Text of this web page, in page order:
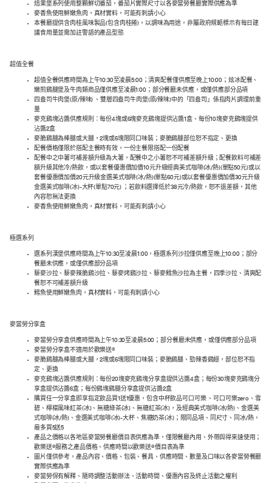
焙果堡系列使用整顆鮮切番茄，番茄片實際尺寸以各麥當勞餐廳實際供應為準
麥香魚使用鮮嫩魚肉，真材實料，可能有刺請小心
本餐廳提供含肉桂風味製品(包含肉桂捲)，以調味為用途，非屬政府規範標示有每日建
議食用量並需加註警語的產品型態
超值全餐
超值全餐供應時間為上午10:30至凌晨5:00；清爽配餐僅供應至晚上10:00；炫冰配餐、
嫩煎鷄腿堡及牛肉類商品僅供應至凌晨1:00；部分餐廳未供應，或僅供應部分品項
四盎司牛肉堡(原/辣味) 、雙層四盎司牛肉堡(原/辣味)中的「四盎司」係指肉片調理前重
量
麥克鷄塊沾醬供應規則：每份4塊或6塊麥克鷄塊提供沾醬1盒、每份10塊麥克鷄塊提供
沾醬2盒
麥脆鷄腿為棒腿或大腿，2塊或6塊限同口味裝；麥脆鷄腿部位恕不指定、更換
配餐價格僅限於搭配主餐時有效，一份主餐限搭配一份配餐
配餐中之中薯可補差額升級為大薯，配餐中之小薯恕不可補差額升級；配餐飲料可補差
額升級其他冷/熱飲，或以套餐優惠價加價10元升級經典美式咖啡(冰/熱)(單點50元)或以
套餐優惠價加價20元升級金選美式咖啡(冰/熱)(單點60元)或以套餐優惠價加價30元升級
金選美式咖啡(冰)-大杯(單點70元) ；若飲料選擇低於38元冷/熱飲，恕不退差額，其他
內容恕無法更換
麥香魚使用鮮嫩魚肉，真材實料，可能有刺請小心
極選系列
選系列漢堡供應時間為上午10:30至凌晨1:00，極選系列沙拉僅供應至晚上10:00；部分
餐廳未供應，或僅供應部分品項
藜麥沙拉、藜麥辣脆鷄沙拉、藜麥烤鷄沙拉、藜麥鱈魚沙拉為主餐，四季沙拉、清爽配
餐恕不可補差額升級
鱈魚使用鮮嫩魚肉，真材實料，可能有刺請小心
麥當勞分享盒
麥當勞分享盒供應時間為上午10:30至凌晨5:00；部分餐廳未供應，或僅供應部分品項
麥當勞分享盒不適用於歡樂送®
麥脆鷄腿為棒腿或大腿，2塊或6塊限同口味裝；麥脆鷄腿、勁辣香鷄翅，部位恕不指
定、更換
麥克鷄塊沾醬供應規則：每份20塊麥克鷄塊分享盒提供沾醬4盒；每份30塊麥克鷄塊分
享盒提供沾醬6盒；每份鷄塊鷄腿分享盒提供沾醬2盒
購買任一分享盒即享指定飲品買1送1優惠，包含中杯飲品可口可樂 、可口可樂zero、雪
碧、檸檬風味紅茶(冰)、無糖綠茶(冰)、無糖紅茶(冰)，及經典美式咖啡(冰/熱)、金選美
式咖啡(冰/熱)、金選美式咖啡(冰)-大杯、焦糖奶茶(冰)；限同品項、同尺寸、同冰/熱，
最多買5送5
產品之價格以各地區麥當勞餐廳價目表供應為準，僅限餐廳內用、外帶與得來速使用；
歡樂送®服務之產品價格、供應時間以歡樂送®價目表為準
圖片僅供參考，產品內容、價格、包裝、餐具、供應時間、數量及口味以各麥當勞餐廳
實際供應為準
麥當勞保有解釋、隨時調整活動辦法、活動時間、優惠內容及終止活動之權利